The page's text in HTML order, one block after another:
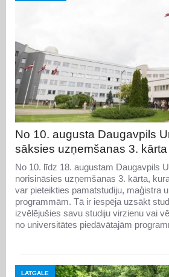
No 10. augusta Daugavpils
sāksies uzņemšanas 3. kārta
No 10. līdz 18. augustam Daugavpils
norisināsies uzņemšanas 3. kārta,
var pieteikties pamatstudiju, maģistra
programmām. Tā ir iespēja uzsākt
izvēlējušies savu studiju virzienu vai
no universitātes piedāvātajām
LATGALE